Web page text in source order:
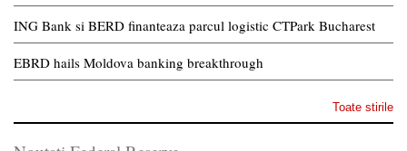
ING Bank si BERD finanteaza parcul logistic CTPark Bucharest
EBRD hails Moldova banking breakthrough
Toate stirile